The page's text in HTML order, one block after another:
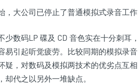
，大公司已停止了普通模拟式录音工作
少数码LP 碟及 CD 音色实在十分刺耳
易引起听觉疲劳。比较同期的模拟录
疑，对数码及模拟两技术的优劣点互
却代之以另外一堆缺点。